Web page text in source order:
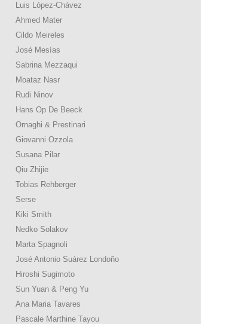
Luis López-Chávez
Ahmed Mater
Cildo Meireles
José Mesías
Sabrina Mezzaqui
Moataz Nasr
Rudi Ninov
Hans Op De Beeck
Ornaghi & Prestinari
Giovanni Ozzola
Susana Pilar
Qiu Zhijie
Tobias Rehberger
Serse
Kiki Smith
Nedko Solakov
Marta Spagnoli
José Antonio Suárez Londoño
Hiroshi Sugimoto
Sun Yuan & Peng Yu
Ana Maria Tavares
Pascale Marthine Tayou